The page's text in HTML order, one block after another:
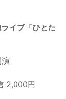
イブ「ひとた
演
2,000円